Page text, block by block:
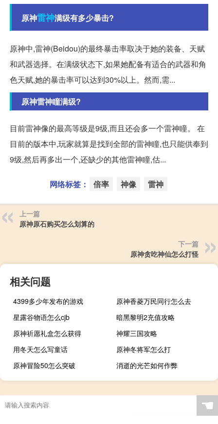
原神雷神满级有多少暴击?
原神中,雷神(Beidou)的最终暴击率取决于她的装备、天赋
和武器选择。在满级状态下,如果她配备有适合的武器和角
色天赋,她的暴击率可以达到30%以上。然而,需...
原神雷神瞳满级?
目前雷神像的最高等级是9级,而且还会多一个雷神瞳。 在
目前的版本中,玩家就算是找到全部的雷神瞳,也只能供奉到
9级,然后再多出一个,还缺少的其他雷神瞳,估...
网络标签： 倍率 神像 雷神
上一篇
原神原石购买怎么划算的
下一篇
原神贪吃神仙怎么打怪
相关问题
4399多少年发布的游戏
原神香菱万民同行怎么去
星露谷物语怎么cjb
暗黑黎明2充值攻略
原神祈愿礼盒怎么获得
神耀三国攻略
用冬天怎么写童话
原神冬将军怎么打
原神冒险50怎么突破
消逝的光芒如何作弊
☚